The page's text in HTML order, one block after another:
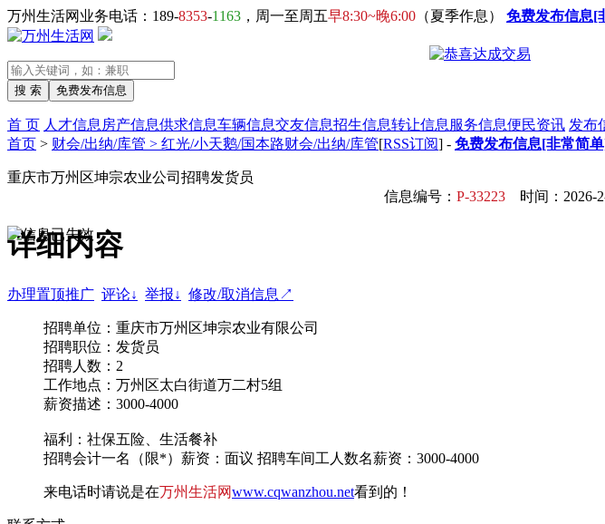
万州生活网业务电话：189-8353-1163 ，周一至周五早8:30~晚6:00 （夏季作息） 免费发布信息[
首 页 人才信息 房产信息供求信息车辆信息交友信息招生信息转让信息 服务信息便民资讯 发布
首页 > 财会/出纳/库管 > 红光/小天鹅/国本路财会/出纳/库管[RSS订阅] - 免费发布信息[非常简
重庆市万州区坤宗农业公司招聘发货员
信息编号： P-33223 时间：2026-
详细内容
办理置顶推广 评论↓ 举报↓ 修改/取消信息↗
招聘单位：重庆市万州区坤宗农业有限公司
招聘职位：发货员
招聘人数：2
工作地点：万州区太白街道万二村5组
薪资描述：3000-4000
福利：社保五险、生活餐补
招聘会计一名（限*）薪资：面议 招聘车间工人数名薪资：3000-4000
来电话时请说是在万州生活网www.cqwanzhou.net看到的！